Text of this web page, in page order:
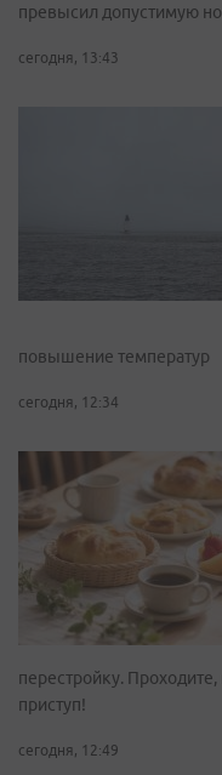
превысил допустимую
сегодня, 13:43
повышение температур
сегодня, 12:34
перестройку. Проходите,
приступ!
сегодня, 12:49